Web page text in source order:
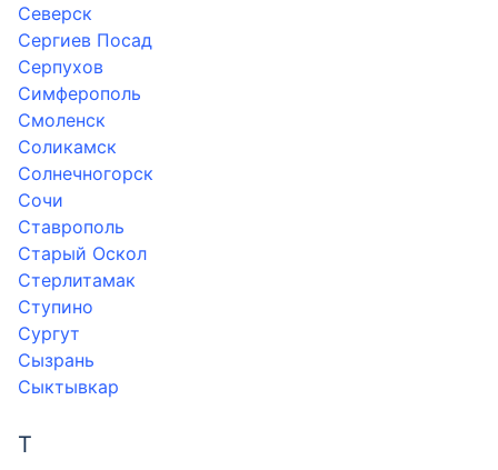
Северск
Сергиев Посад
Серпухов
Симферополь
Смоленск
Соликамск
Солнечногорск
Сочи
Ставрополь
Старый Оскол
Стерлитамак
Ступино
Сургут
Сызрань
Сыктывкар
Т